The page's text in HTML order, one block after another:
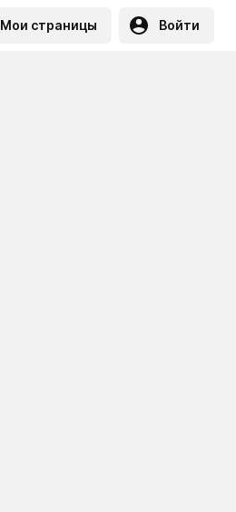
Мои страницы Войти